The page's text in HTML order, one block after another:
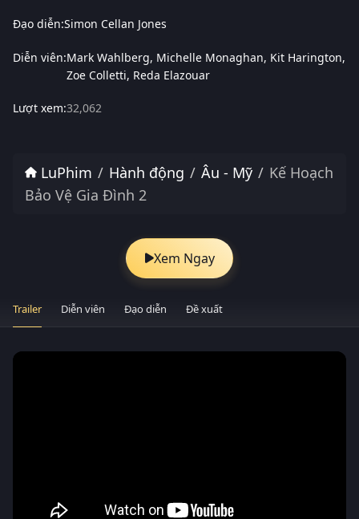
Đạo diễn:Simon Cellan Jones
Diễn viên:Mark Wahlberg Michelle Monaghan Kit Harington
Zoe Colletti Reda Elazouar
Lượt xem:32,062
LuPhim Hành động Âu - Mỹ
Kế Hoạch
Bảo Vệ Gia Đình 2
Xem Ngay
Trailer Diễn viên Đạo diễn Đề xuất